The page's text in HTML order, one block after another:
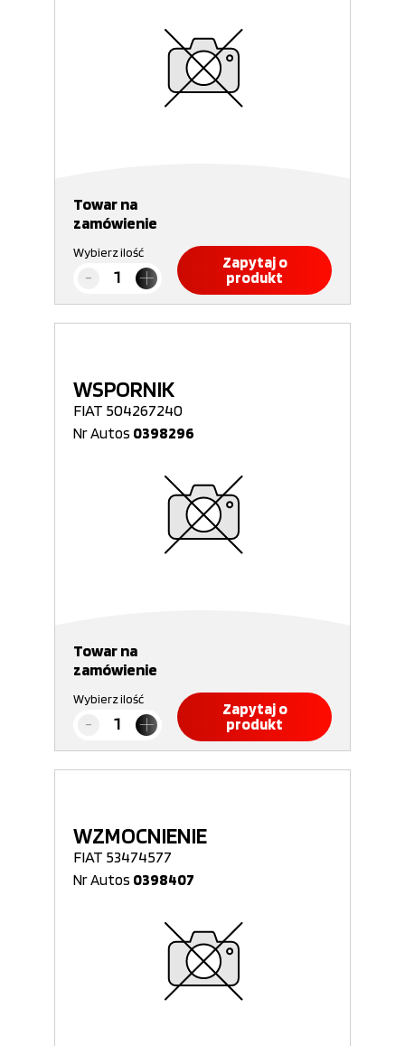
Towar na
zamówienie
Wybierz ilość
Zapytaj o
produkt
WSPORNIK
FIAT 504267240
Nr Autos 0398296
Towar na
zamówienie
Wybierz ilość
Zapytaj o
produkt
WZMOCNIENIE
FIAT 53474577
Nr Autos 0398407